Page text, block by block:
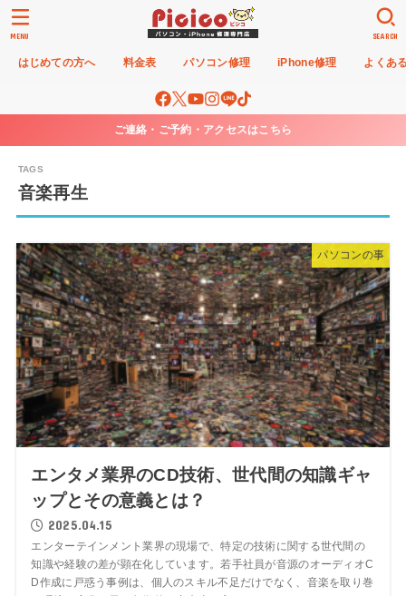
はじめての方へ 料金表 パソコン修理 iPhone修理 よくあ
SEARCH
MENU
ご連絡・ご予約・アクセスはこちら
音楽再生
パソコンの事
エンタメ業界のCD技術、世代間の知識ギャ
ップとその意義とは？
2025.04.15
エンターテインメント業界の現場で、特定の技術に関する世代間の
知識や経験の差が顕在化しています。若手社員が音源のオーディオC
D作成に戸惑う事例は、個人のスキル不足だけでなく、音楽を取り巻